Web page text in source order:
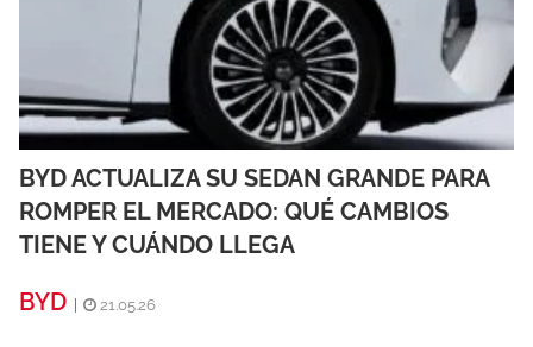
BYD ACTUALIZA SU SEDAN GRANDE PARA
ROMPER EL MERCADO: QUÉ CAMBIOS
TIENE Y CUÁNDO LLEGA
BYD
21.05.26